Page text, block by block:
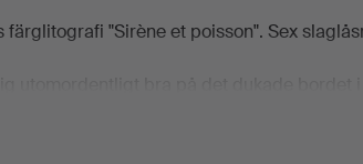
"Sirène et poisson". Sex